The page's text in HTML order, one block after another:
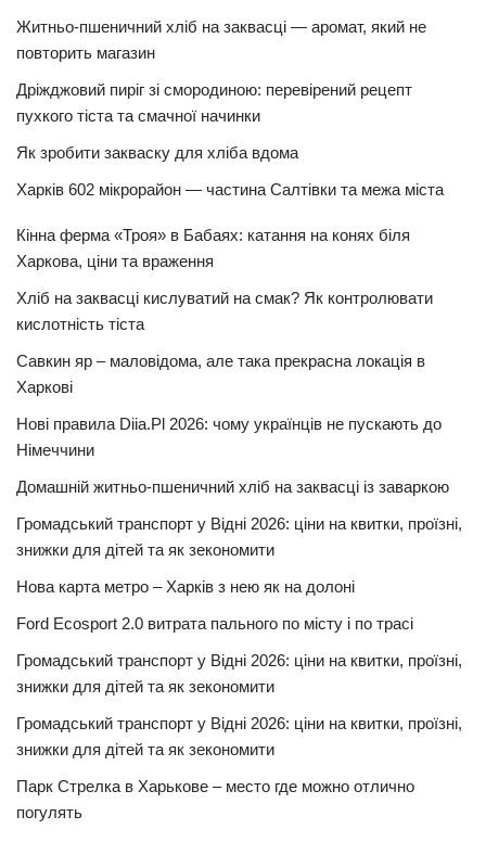
Житньо-пшеничний хліб на заквасці — аромат, який не
повторить магазин
Дріжджовий пиріг зі смородиною: перевірений рецепт
пухкого тіста та смачної начинки
Як зробити закваску для хліба вдома
Харків 602 мікрорайон — частина Салтівки та межа міста
Кінна ферма «Троя» в Бабаях: катання на конях біля
Харкова, ціни та враження
Хліб на заквасці кислуватий на смак? Як контролювати
кислотність тіста
Савкин яр – маловідома, але така прекрасна локація в
Харкові
Нові правила Diia.Pl 2026: чому українців не пускають до
Німеччини
Домашній житньо-пшеничний хліб на заквасці із заваркою
Громадський транспорт у Відні 2026: ціни на квитки, проїзні,
знижки для дітей та як зекономити
Нова карта метро – Харків з нею як на долоні
Ford Ecosport 2.0 витрата пального по місту і по трасі
Громадський транспорт у Відні 2026: ціни на квитки, проїзні,
знижки для дітей та як зекономити
Громадський транспорт у Відні 2026: ціни на квитки, проїзні,
знижки для дітей та як зекономити
Парк Стрелка в Харькове – место где можно отлично
погулять